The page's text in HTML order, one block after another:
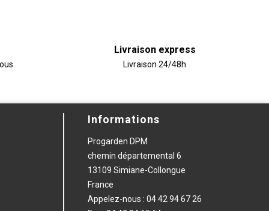
Livraison express
Livraison 24/48h
Informations
Progarden DPM
chemin départemental 6
13109 Simiane-Collongue
France
Appelez-nous : 04 42 94 67 26